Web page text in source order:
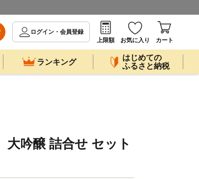
ログイン・会員登録
上限額
お気に入り カート
ランキング
はじめての
ふるさと納税
大吟醸 詰合せ セット